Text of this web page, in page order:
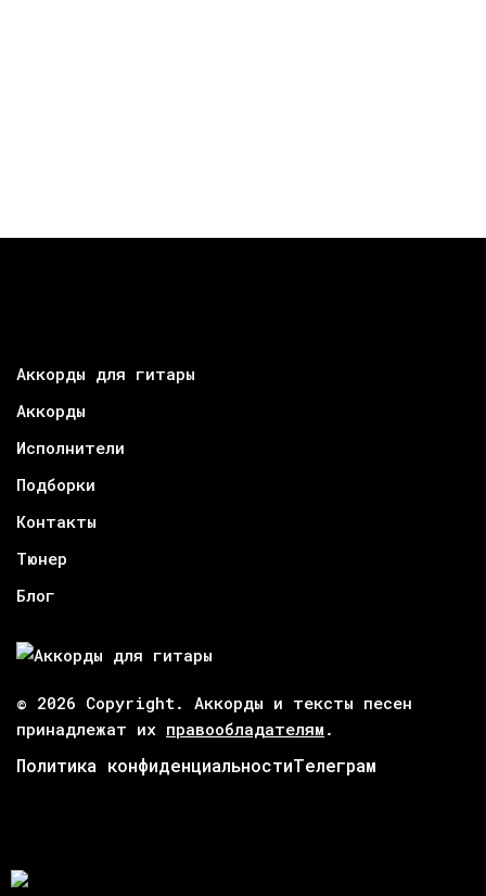
Аккорды для гитары
Аккорды
Исполнители
Подборки
Контакты
Тюнер
Блог
© 2026 Copyright. Аккорды и тексты песен
принадлежат их правообладателям .
Политика конфиденциальностиТелеграм